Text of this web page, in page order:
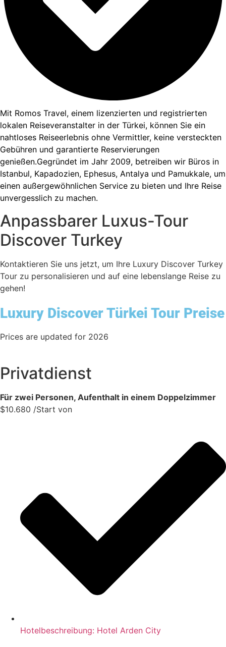
Mit Romos Travel, einem lizenzierten und registrierten
lokalen Reiseveranstalter in der Türkei, können Sie ein
nahtloses Reiseerlebnis ohne Vermittler, keine versteckten
Gebühren und garantierte Reservierungen
genießen.Gegründet im Jahr 2009, betreiben wir Büros in
Istanbul, Kapadozien, Ephesus, Antalya und Pamukkale, um
einen außergewöhnlichen Service zu bieten und Ihre Reise
unvergesslich zu machen.
Anpassbarer Luxus-Tour
Discover Turkey
Kontaktieren Sie uns jetzt, um Ihre Luxury Discover Turkey
Tour zu personalisieren und auf eine lebenslange Reise zu
gehen!
Luxury Discover Türkei Tour Preise
Prices are updated for 2026
Privatdienst
Für zwei Personen, Aufenthalt in einem Doppelzimmer
$10.680 /Start von
Hotelbeschreibung: Hotel Arden City